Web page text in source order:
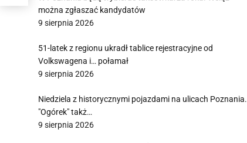
można zgłaszać kandydatów
9 sierpnia 2026
51-latek z regionu ukradł tablice rejestracyjne od
Volkswagena i… połamał
9 sierpnia 2026
Niedziela z historycznymi pojazdami na ulicach Poznania.
"Ogórek" takż…
9 sierpnia 2026